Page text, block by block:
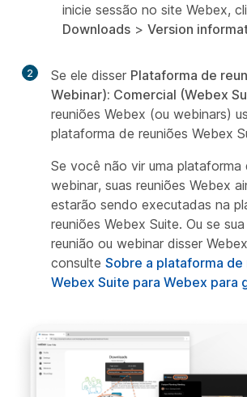
inicie sessão no site Webex,
Downloads > Version
2 Se ele disser Plataforma de
Webinar): Comercial (Webex
reuniões Webex (ou webinars)
plataforma de reuniões Webex
Se você não vir uma plataforma
webinar, suas reuniões Webex
estarão sendo executadas na
reuniões Webex Suite. Ou se
reunião ou webinar disser
consulte Sobre a plataforma de
Webex Suite para Webex para